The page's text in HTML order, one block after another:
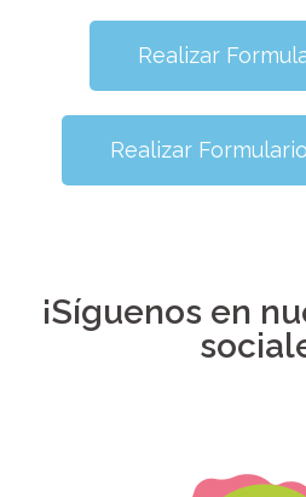
Realizar
Realizar
¡Síguenos en